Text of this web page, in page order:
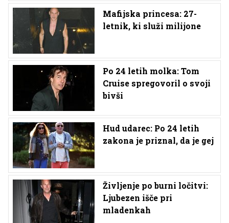
Mafijska princesa: 27-
letnik, ki služi milijone
Po 24 letih molka: Tom
Cruise spregovoril o svoji
bivši
Hud udarec: Po 24 letih
zakona je priznal, da je gej
Življenje po burni ločitvi:
Ljubezen išče pri
mladenkah